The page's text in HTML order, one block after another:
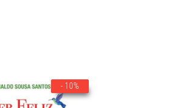
- 10%